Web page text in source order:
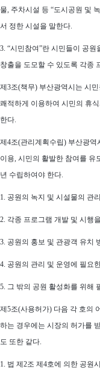
물, 주차시설 등 “도시공원 및
서 정한 시설을 말한다.
3. “시민참여”란 시민들이 공
창출을 도모할 수 있도록 각종
제3조(책무) 부산광역시는 시
쾌적하게 이용하여 시민의 휴
한다.
제4조(관리계획수립) 부산광역
이용, 시민의 활발한 참여를 유
년 수립하여야 한다.
1. 공원의 녹지 및 시설물의 관
2. 각종 프로그램 개발 및 시행
3. 공원의 홍보 및 관광객 유치
4. 공원의 관리 및 운영에 필요
5. 그 밖의 공원 활성화를 위해
제5조(사용허가) 다음 각 호의
하는 경우에는 시장의 허가를
도 또한 같다.
1. 법 제2조 제4호에 의한 공원